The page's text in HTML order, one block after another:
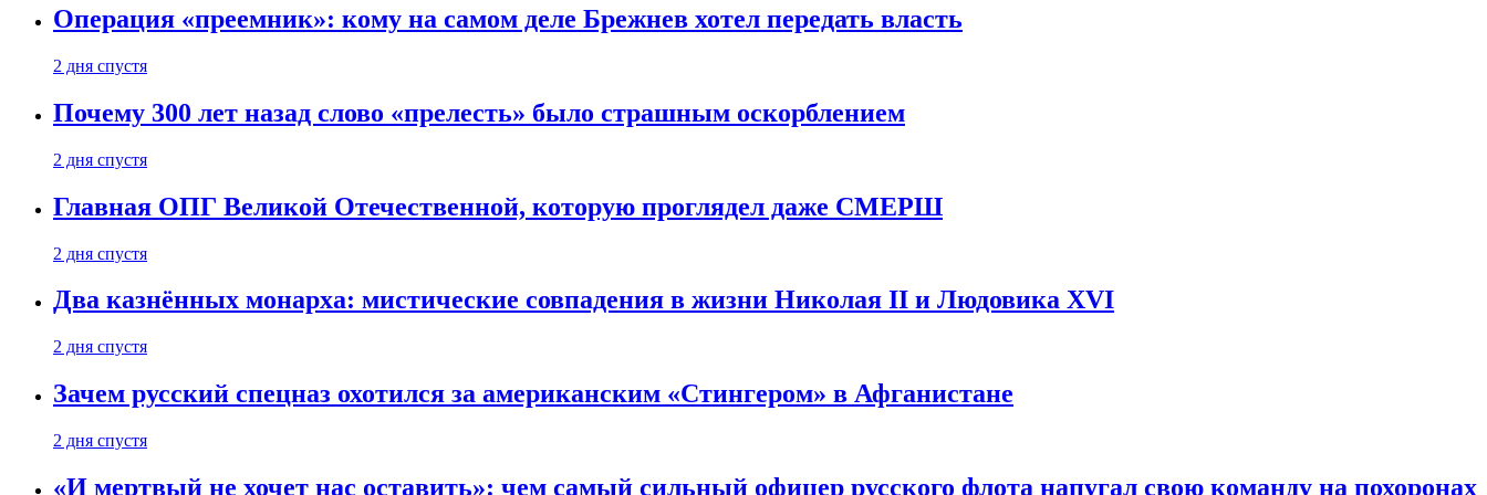
Операция «преемник»: кому на самом деле Брежнев хотел передать власть
2 дня спустя
Почему 300 лет назад слово «прелесть» было страшным оскорблением
2 дня спустя
Главная ОПГ Великой Отечественной, которую проглядел даже СМЕРШ
2 дня спустя
Два казнённых монарха: мистические совпадения в жизни Николая II и Людовика XVI
2 дня спустя
Зачем русский спецназ охотился за американским «Стингером» в Афганистане
2 дня спустя
«И мертвый не хочет нас оставить»: чем самый сильный офицер русского флота напугал свою команду на похоронах